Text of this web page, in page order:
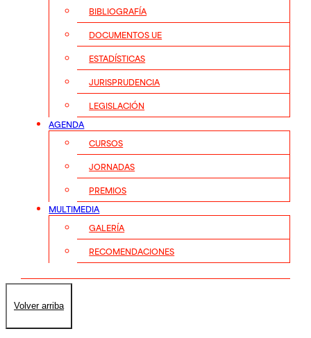
BIBLIOGRAFÍA
DOCUMENTOS UE
ESTADÍSTICAS
JURISPRUDENCIA
LEGISLACIÓN
AGENDA
CURSOS
JORNADAS
PREMIOS
MULTIMEDIA
GALERÍA
RECOMENDACIONES
Volver arriba